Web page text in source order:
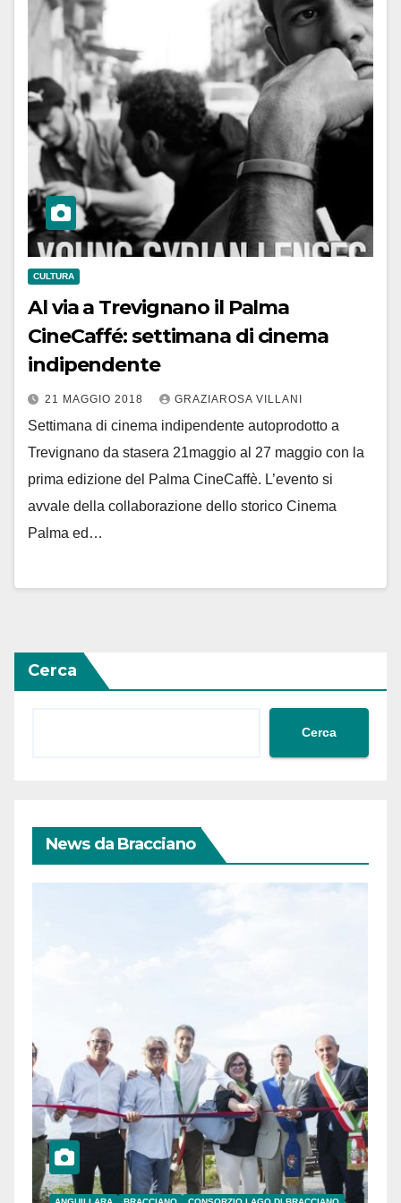
CULTURA
Al via a Trevignano il Palma
CineCaffé: settimana di cinema
indipendente
21 MAGGIO 2018 GRAZIAROSA VILLANI
Settimana di cinema indipendente autoprodotto a
Trevignano da stasera 21maggio al 27 maggio con la
prima edizione del Palma CineCaffè. L’evento si
avvale della collaborazione dello storico Cinema
Palma ed…
Cerca
Cerca
News da Bracciano